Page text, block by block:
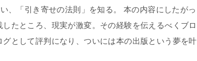
、「引き寄せの法則」を知る。 本の内容にしたがっ
たところ、現実が激変。その経験を伝えるべくブロ
として評判になり、ついには本の出版という夢を叶